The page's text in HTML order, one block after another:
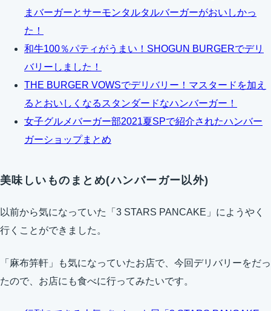
まバーガーとサーモンタルタルバーガーがおいしかっ
た！
和牛100％パティがうまい！SHOGUN BURGERでデリ
バリーしました！
THE BURGER VOWSでデリバリー！マスタードを加え
るとおいしくなるスタンダードなハンバーガー！
女子グルメバーガー部2021夏SPで紹介されたハンバー
ガーショップまとめ
美味しいものまとめ(ハンバーガー以外)
以前から気になっていた「3 STARS PANCAKE」にようやく
行くことができました。
「麻布笄軒」も気になっていたお店で、今回デリバリーをだっ
たので、お店にも食べに行ってみたいです。